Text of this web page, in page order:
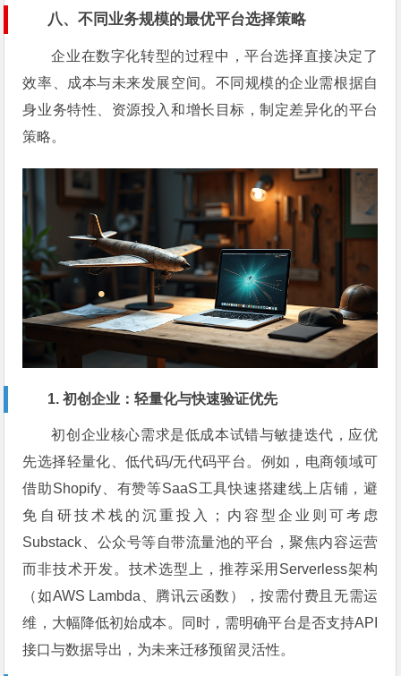
八、不同业务规模的最优平台选择策略
企业在数字化转型的过程中，平台选择直接决定了
效率、成本与未来发展空间。不同规模的企业需根据自
身业务特性、资源投入和增长目标，制定差异化的平台
策略。
1. 初创企业：轻量化与快速验证优先
初创企业核心需求是低成本试错与敏捷迭代，应优
先选择轻量化、低代码/无代码平台。例如，电商领域可
借助Shopify、有赞等SaaS工具快速搭建线上店铺，避
免自研技术栈的沉重投入；内容型企业则可考虑
Substack、公众号等自带流量池的平台，聚焦内容运营
而非技术开发。技术选型上，推荐采用Serverless架构
（如AWS Lambda、腾讯云函数），按需付费且无需运
维，大幅降低初始成本。同时，需明确平台是否支持API
接口与数据导出，为未来迁移预留灵活性。